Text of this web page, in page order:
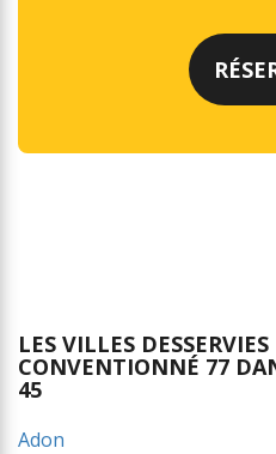
LES VILLES
CONVENTIONNÉ 77
45
Adon